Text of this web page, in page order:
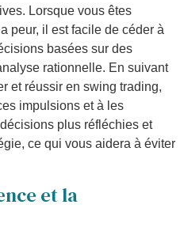
Lorsque vous êtes
peur, il est facile de céder à
basées sur des
rationnelle. En suivant
et réussir en swing trading,
impulsions et à les
plus réfléchies et
ce qui vous aidera à éviter
et la